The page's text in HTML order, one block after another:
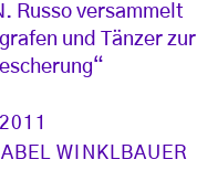
Russo versammelt
und Tänzer zur
WINKLBAUER